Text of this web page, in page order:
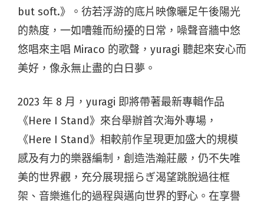
but soft.》。彷若浮游的底片映像曬足午後陽光
的熱度，一如嘈雜而紛擾的日常，噪聲音牆中悠
悠唱來主唱 Miraco 的歌聲，yuragi 聽起來安心而
美好，像永無止盡的白日夢。
2023 年 8 月，yuragi 即將帶著最新專輯作品
《Here I Stand》來台舉辦首次海外專場，
《Here I Stand》相較前作呈現更加盛大的規模
感及有力的樂器編制，創造浩瀚莊嚴，仍不失唯
美的世界觀，充分展現揺らぎ渴望跳脫過往框
架、音樂進化的過程與邁向世界的野心。在享譽